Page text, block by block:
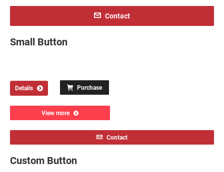
Contact
Small Button
Details Purchase
View more
Contact
Custom Button